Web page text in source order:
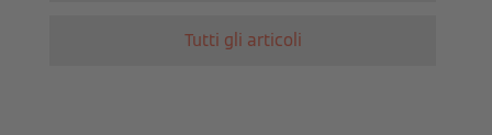
Tutti gli articoli